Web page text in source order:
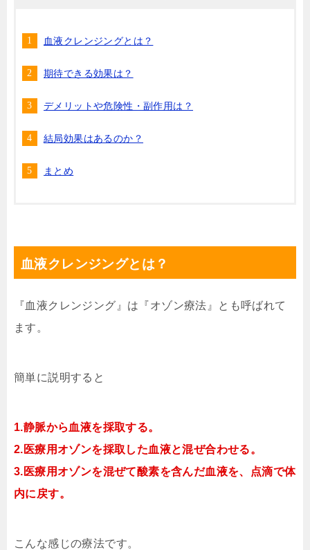
血液クレンジングとは？
期待できる効果は？
デメリットや危険性・副作用は？
結局効果はあるのか？
まとめ
血液クレンジングとは？
『血液クレンジング』は『オゾン療法』とも呼ばれて
ます。
簡単に説明すると
1.静脈から血液を採取する。
2.医療用オゾンを採取した血液と混ぜ合わせる。
3.医療用オゾンを混ぜて酸素を含んだ血液を、点滴で体
内に戻す。
こんな感じの療法です。